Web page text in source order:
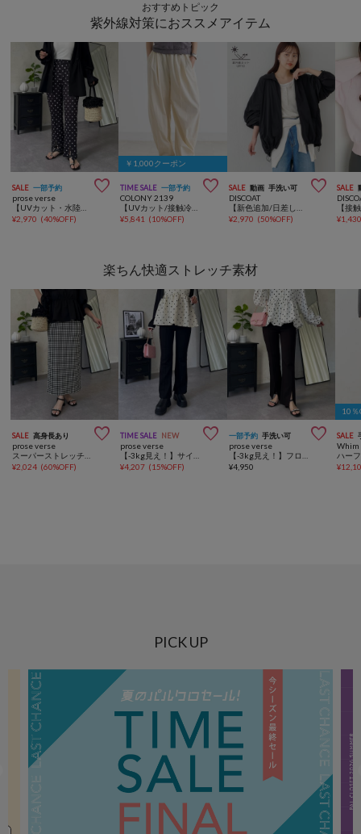
おすすめトピック
紫外線対策におススメアイテム
SALE 一部予約 
prose verse
【UVカット・水陸両用】〈ドット・ギンガム〉センタースリットフレアパンツ
¥2,970 (40%OFF)
￥1,000クーポン
TIME SALE 一部予約 
COLONY 2139
【UVカット/接触冷感/夏/体型カバー】ストレッチバレルイージーパンツ
¥5,841 (10%OFF)
SALE 動画 手洗い可 
DISCOAT
【新色追加/日差しから守るUPF50】UVカットスタンドシャツブルゾン
¥2,970 (50%OFF)
SALE
¥
楽ちん快適ストレッチ素材
SALE 高身長あり 
prose verse
¥2,024 (60%OFF)
TIME SALE NEW 
prose verse
¥4,207 (15%OFF)
一部予約 手洗い可 
prose verse
¥4,950
10％
SALE
Whim
¥
PICK UP